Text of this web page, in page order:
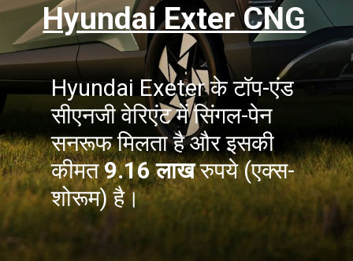
Hyundai Exeter के टॉप-एंड
सीएनजी वेरिएंट में सिंगल-पेन
सनरूफ मिलता है और इसकी
कीमत9.16 लाखरुपये (एक्स-
शोरूम) है।
Hyundai Exter CNG